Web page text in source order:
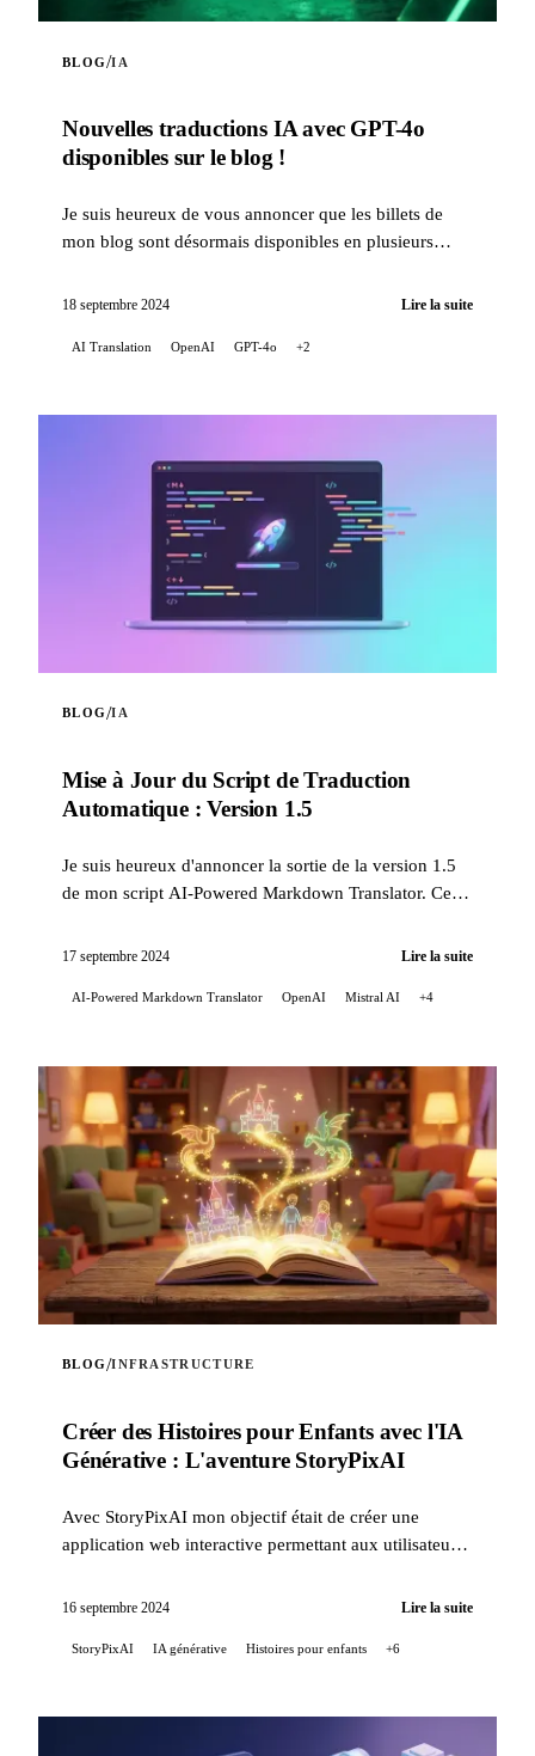
BLOG/IA
Nouvelles traductions IA avec GPT-4o
disponibles sur le blog !
Je suis heureux de vous annoncer que les billets de
mon blog sont désormais disponibles en plusieurs
l'intellige...
18 septembre 2024 Lire la suite
AI Translation OpenAI GPT-4o +2
BLOG/IA
Mise à Jour du Script de Traduction
Automatique : Version 1.5
Je suis heureux d'annoncer la sortie de la version 1.5
de mon script AI-Powered Markdown Translator. Cette
17 septembre 2024 Lire la suite
AI-Powered Markdown Translator OpenAI Mistral AI +4
BLOG/INFRASTRUCTURE
Créer des Histoires pour Enfants avec l'IA
Générative : L'aventure StoryPixAI
Avec StoryPixAI mon objectif était de créer une
application web interactive permettant aux utilisateurs
16 septembre 2024 Lire la suite
StoryPixAI IA générative Histoires pour enfants +6